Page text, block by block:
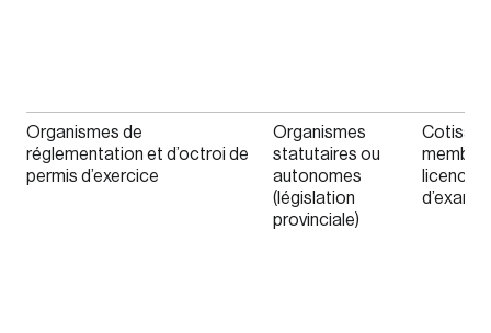
Organismes de
réglementation et d’octroi de
permis d’exercice
Organismes
statutaires ou
autonomes
(législation
provinciale)
licence,